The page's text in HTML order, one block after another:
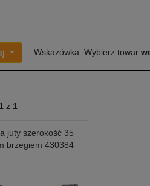
Wskazówka: Wybierz towar
1 z 1
juty szerokość 35
brzegiem 430384